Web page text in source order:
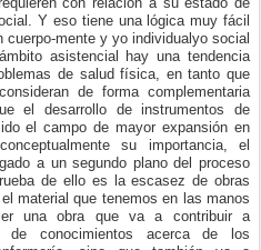
Y eso tiene una lógica muy fácil
cuerpo-mente y yo individualyo social
asistencial hay una tendencia
de salud física, en tanto que
de forma complementaria
el desarrollo de instrumentos de
el campo de mayor expansión en
su importancia, el
a un segundo plano del proceso
de ello es la escasez de obras
material que tenemos en las manos
una obra que va a contribuir a
conocimientos acerca de los